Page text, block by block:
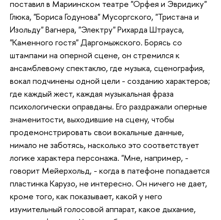
поставил в Мариинском театре "Орфея и Эвридику"
Глюка, "Бориса Годунова" Мусоргского, "Тристана и
Изольду" Вагнера, "Электру" Рихарда Штрауса,
"Каменного гостя" Даргомыжского. Борясь со
штампами на оперной сцене, он стремился к
ансамблевому спектаклю, где музыка, сценография,
вокал подчинены одной цели - созданию характеров;
где каждый жест, каждая музыкальная фраза
психологически оправданы. Его раздражали оперные
знаменитости, выходившие на сцену, чтобы
продемонстрировать свои вокальные данные,
нимало не заботясь, насколько это соответствует
логике характера персонажа. "Мне, например, -
говорит Мейерхольд, - когда в патефоне попадается
пластинка Карузо, не интересно. Он ничего не дает,
кроме того, как показывает, какой у него
изумительный голосовой аппарат, какое дыхание,